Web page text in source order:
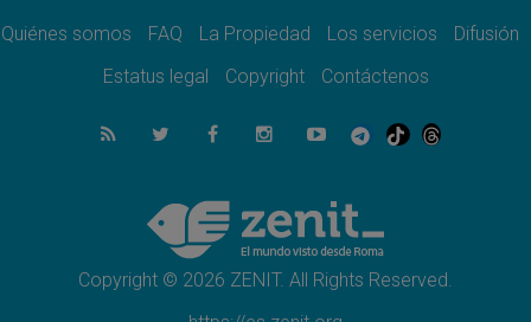
08.08.2026
del Buen Consejo de Genazzano
Filipinas: el Vicariato Apostólico de Calapán
se convierte en diócesis
Honduras: Los desplazados invisibles de una
crisis olvidada
Quiénes somos FAQ La Propiedad Los servicios
Difusión
Estatus legal
Copyright Contáctenos
Copyright © 2026 ZENIT. All Rights Reserved.